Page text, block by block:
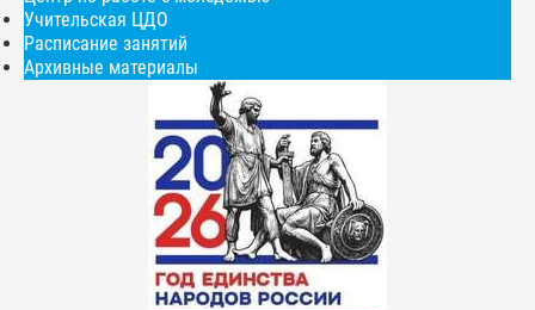
Учительская ЦДО
Расписание занятий
Архивные материалы